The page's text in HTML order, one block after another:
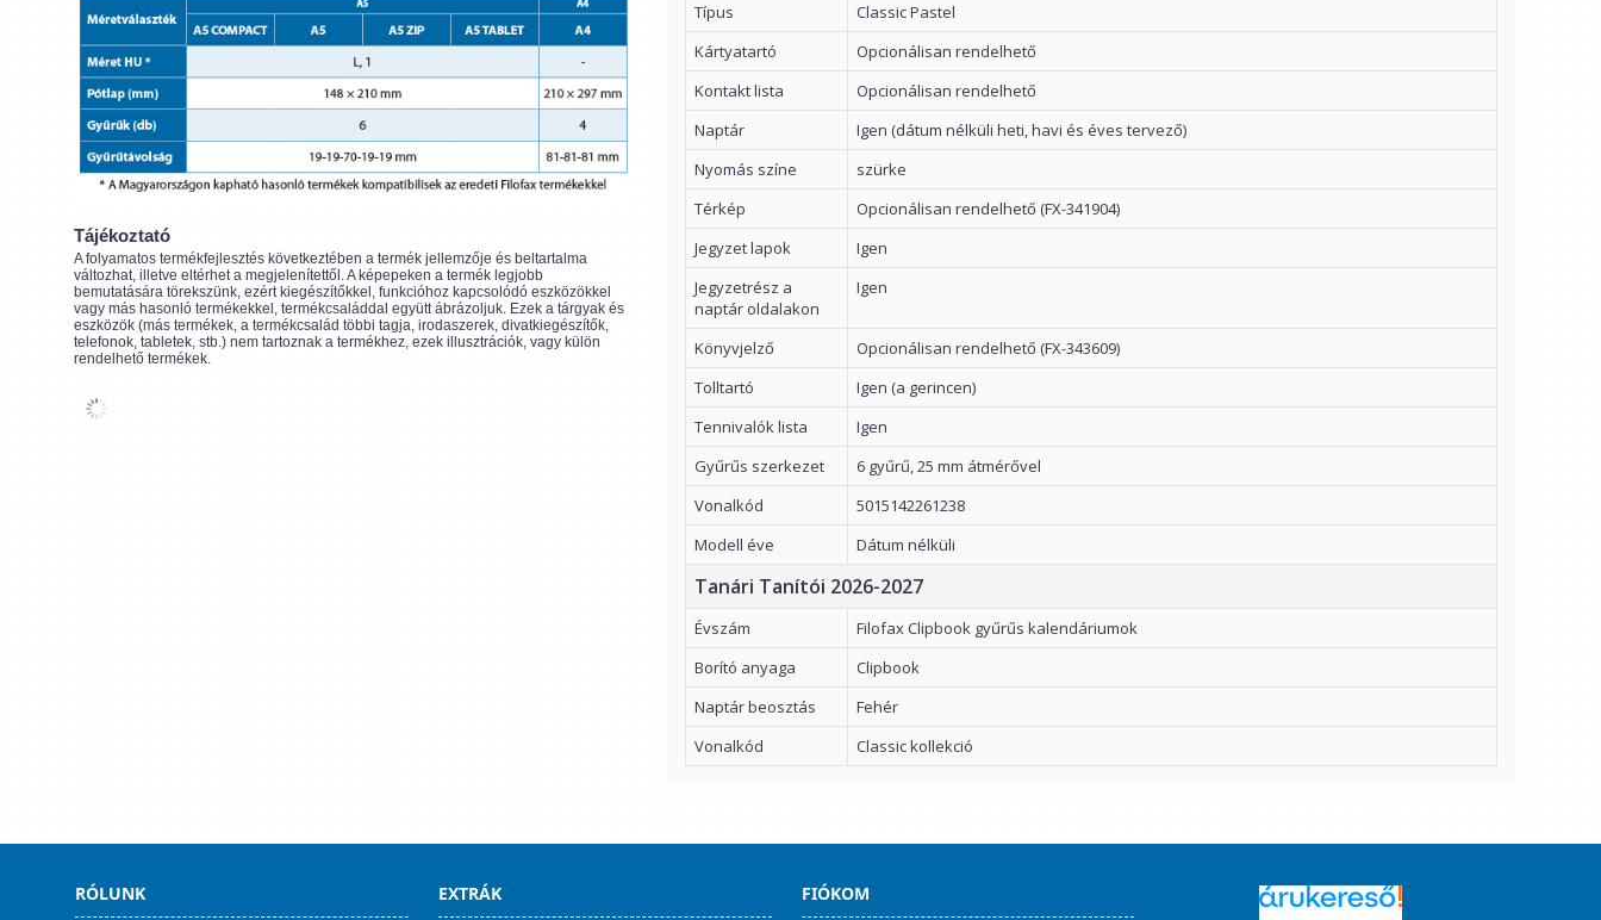
Tájékoztató
A folyamatos termékfejlesztés következtében a termék jellemzője és beltartalma
változhat, illetve eltérhet a megjelenítettől. A képepeken a termék legjobb
bemutatására törekszünk, ezért kiegészítőkkel, funkcióhoz kapcsolódó eszközökkel
vagy más hasonló termékekkel, termékcsaláddal együtt ábrázoljuk. Ezek a tárgyak és
eszközök (más termékek, a termékcsalád többi tagja, irodaszerek, divatkiegészítők,
telefonok, tabletek, stb.) nem tartoznak a termékhez, ezek illusztrációk, vagy külön
rendelhető termékek.
Típus
Classic Pastel
Kártyatartó
Opcionálisan rendelhető
Kontakt lista
Opcionálisan rendelhető
Naptár
Igen (dátum nélküli heti, havi és éves tervező)
Nyomás színe
szürke
Térkép
Opcionálisan rendelhető (FX-341904)
Jegyzet lapok
Igen
Jegyzetrész a
naptár oldalakon
Igen
Könyvjelző
Opcionálisan rendelhető (FX-343609)
Tolltartó
Igen (a gerincen)
Tennivalók lista
Igen
Gyűrűs szerkezet
6 gyűrű, 25 mm átmérővel
Vonalkód
5015142261238
Modell éve
Dátum nélküli
Tanári Tanítói 2026-2027
Évszám
Filofax Clipbook gyűrűs kalendáriumok
Borító anyaga
Clipbook
Naptár beosztás
Fehér
Vonalkód
Classic kollekció
RÓLUNK EXTRÁK FIÓKOM